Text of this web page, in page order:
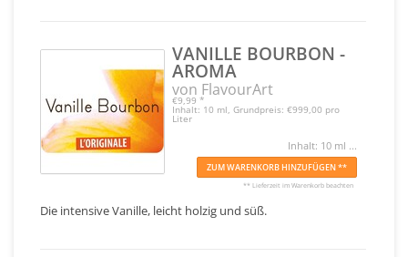
VANILLE BOURBON -
AROMA
von FlavourArt
€9,99 *
Inhalt: 10 ml, Grundpreis: €999,00 pro
Liter
Inhalt: 10 ml ...
ZUM WARENKORB HINZUFÜGEN **
** Lieferzeit im Warenkorb beachten
Die intensive Vanille, leicht holzig und süß.